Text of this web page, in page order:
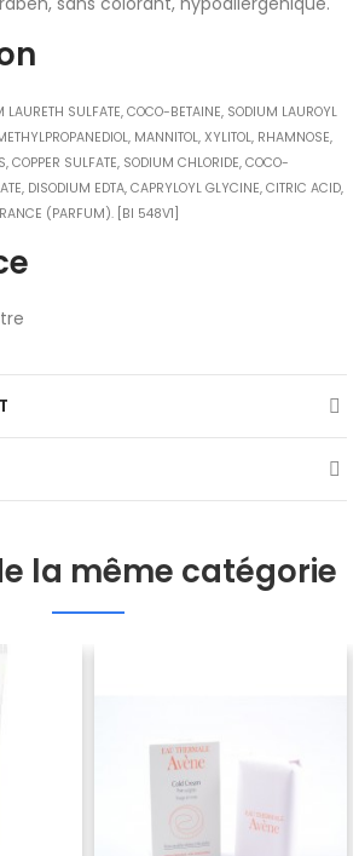
SULFATE, COCO-BETAINE, SODIUM LAUROYL
MANNITOL, XYLITOL, RHAMNOSE,
COPPER SULFATE, SODIUM CHLORIDE, COCO-
DISODIUM EDTA, CAPRYLOYL GLYCINE, CITRIC ACID,
(PARFUM). [BI 548V1]
la même catégorie